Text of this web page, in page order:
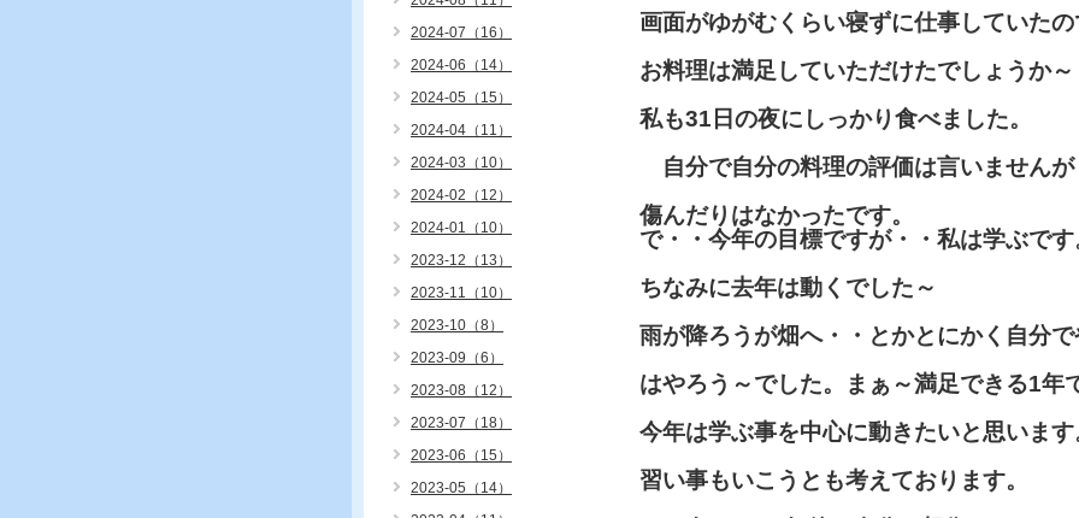
画面がゆがむくらい寝ずに仕事していたの
お料理は満足していただけたでしょうか～
私も31日の夜にしっかり食べました。
自分で自分の料理の評価は言いませんが
傷んだりはなかったです。
で・・今年の目標ですが・・私は学ぶです
ちなみに去年は動くでした～
雨が降ろうが畑へ・・とかとにかく自分で
はやろう～でした。まぁ～満足できる1年
今年は学ぶ事を中心に動きたいと思います
習い事もいこうとも考えております。
2024-07（16）
2024-06（14）
2024-05（15）
2024-04（11）
2024-03（10）
2024-02（12）
2024-01（10）
2023-12（13）
2023-11（10）
2023-10（8）
2023-09（6）
2023-08（12）
2023-07（18）
2023-06（15）
2023-05（14）